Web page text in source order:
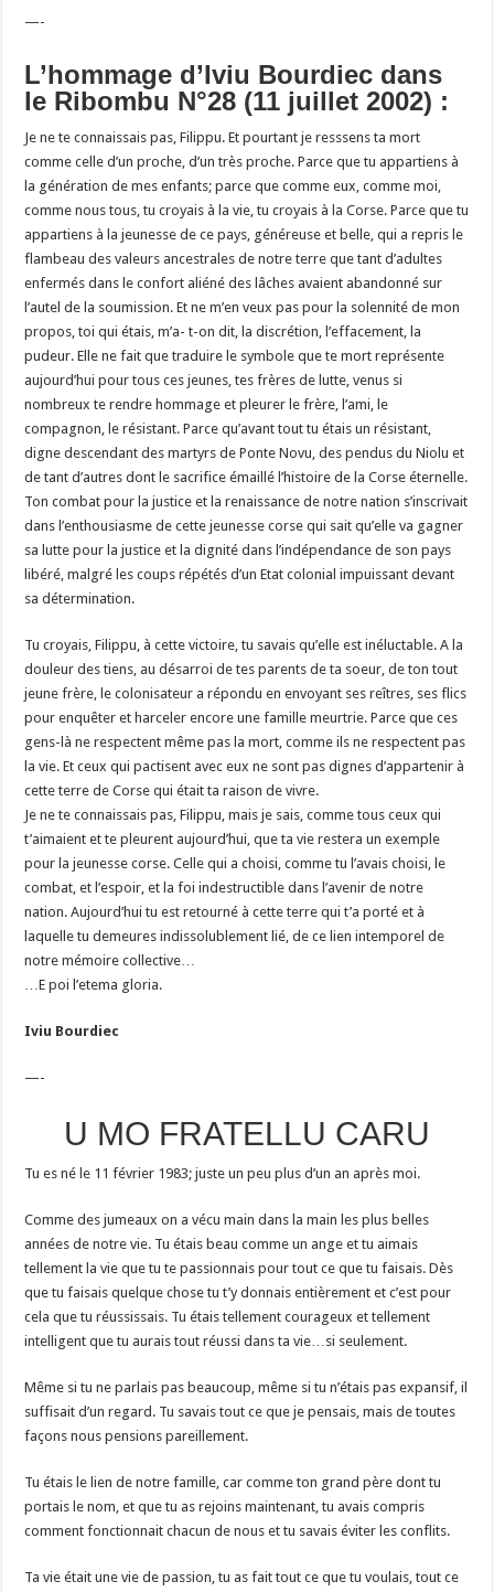
—-
L’hommage d’Iviu Bourdiec dans
le Ribombu N°28 (11 juillet 2002) :
Je ne te connaissais pas, Filippu. Et pourtant je resssens ta mort
comme celle d’un proche, d’un très proche. Parce que tu appartiens à
la génération de mes enfants; parce que comme eux, comme moi,
comme nous tous, tu croyais à la vie, tu croyais à la Corse. Parce que tu
appartiens à la jeunesse de ce pays, généreuse et belle, qui a repris le
flambeau des valeurs ancestrales de notre terre que tant d’adultes
enfermés dans le confort aliéné des lâches avaient abandonné sur
l’autel de la soumission. Et ne m’en veux pas pour la solennité de mon
propos, toi qui étais, m’a- t-on dit, la discrétion, l’effacement, la
pudeur. Elle ne fait que traduire le symbole que te mort représente
aujourd’hui pour tous ces jeunes, tes frères de lutte, venus si
nombreux te rendre hommage et pleurer le frère, l’ami, le
compagnon, le résistant. Parce qu’avant tout tu étais un résistant,
digne descendant des martyrs de Ponte Novu, des pendus du Niolu et
de tant d’autres dont le sacrifice émaillé l’histoire de la Corse éternelle.
Ton combat pour la justice et la renaissance de notre nation s’inscrivait
dans l’enthousiasme de cette jeunesse corse qui sait qu’elle va gagner
sa lutte pour la justice et la dignité dans l’indépendance de son pays
libéré, malgré les coups répétés d’un Etat colonial impuissant devant
sa détermination.
Tu croyais, Filippu, à cette victoire, tu savais qu’elle est inéluctable. A la
douleur des tiens, au désarroi de tes parents de ta soeur, de ton tout
jeune frère, le colonisateur a répondu en envoyant ses reîtres, ses flics
pour enquêter et harceler encore une famille meurtrie. Parce que ces
gens-là ne respectent même pas la mort, comme ils ne respectent pas
la vie. Et ceux qui pactisent avec eux ne sont pas dignes d’appartenir à
cette terre de Corse qui était ta raison de vivre.
Je ne te connaissais pas, Filippu, mais je sais, comme tous ceux qui
t’aimaient et te pleurent aujourd’hui, que ta vie restera un exemple
pour la jeunesse corse. Celle qui a choisi, comme tu l’avais choisi, le
combat, et l’espoir, et la foi indestructible dans l’avenir de notre
nation. Aujourd’hui tu est retourné à cette terre qui t’a porté et à
laquelle tu demeures indissolublement lié, de ce lien intemporel de
notre mémoire collective…
…E poi l’etema gloria.
Iviu Bourdiec
—-
U MO FRATELLU CARU
Tu es né le 11 février 1983; juste un peu plus d’un an après moi.
Comme des jumeaux on a vécu main dans la main les plus belles
années de notre vie. Tu étais beau comme un ange et tu aimais
tellement la vie que tu te passionnais pour tout ce que tu faisais. Dès
que tu faisais quelque chose tu t’y donnais entièrement et c’est pour
cela que tu réussissais. Tu étais tellement courageux et tellement
intelligent que tu aurais tout réussi dans ta vie…si seulement.
Même si tu ne parlais pas beaucoup, même si tu n’étais pas expansif, il
suffisait d’un regard. Tu savais tout ce que je pensais, mais de toutes
façons nous pensions pareillement.
Tu étais le lien de notre famille, car comme ton grand père dont tu
portais le nom, et que tu as rejoins maintenant, tu avais compris
comment fonctionnait chacun de nous et tu savais éviter les conflits.
Ta vie était une vie de passion, tu as fait tout ce que tu voulais, tout ce